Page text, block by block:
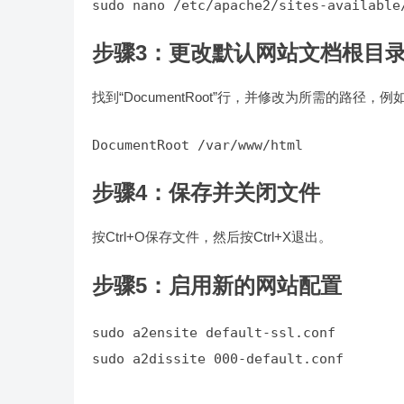
步骤3：更改默认网站文档根目
找到“DocumentRoot”行，并修改为所需的路径，例
步骤4：保存并关闭文件
按Ctrl+O保存文件，然后按Ctrl+X退出。
步骤5：启用新的网站配置
sudo a2dissite 000-default.conf